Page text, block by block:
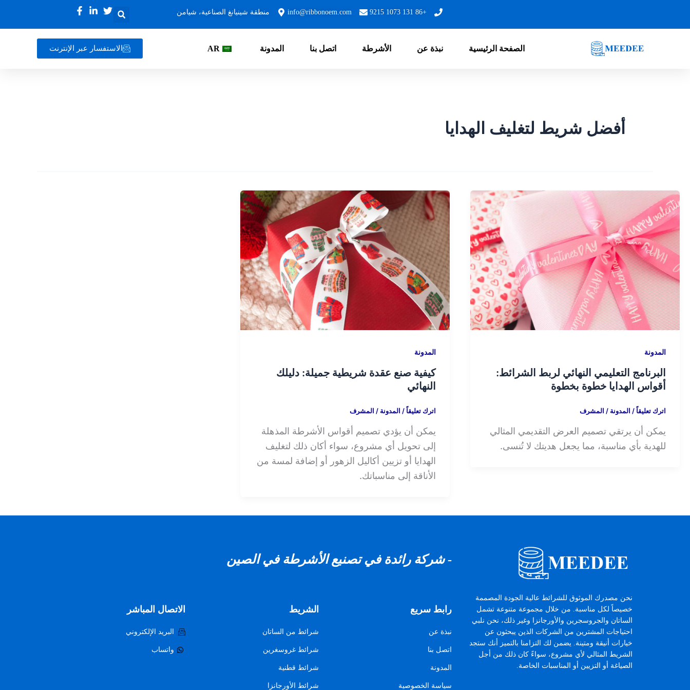
+86 131 1073 9215
info@ribbonoem.com منطقة شينيانغ الصناعية، شيامن
الصفحة الرئيسية نبذة عن الأشرطة اتصل بنا المدونة AR الاستفسار عبر الإنترنت
أفضل شريط لتغليف الهدايا
المدونة
البرنامج التعليمي النهائي لربط الشرائط:
أقواس الهدايا خطوة بخطوة
اترك تعليقاً/ المدونة / المشرف
يمكن أن يرتقي تصميم العرض التقديمي المثالي
للهدية بأي مناسبة، مما يجعل هديتك لا تُنسى.
المدونة
كيفية صنع عقدة شريطية جميلة: دليلك
النهائي
اترك تعليقاً/ المدونة / المشرف
يمكن أن يؤدي تصميم أقواس الأشرطة المذهلة
إلى تحويل أي مشروع، سواء أكان ذلك لتغليف
الهدايا أو تزيين أكاليل الزهور أو إضافة لمسة من
الأناقة إلى مناسباتك.
نحن مصدرك الموثوق للشرائط عالية الجودة المصممة
خصيصاً لكل مناسبة. من خلال مجموعة متنوعة تشمل
الساتان والجروسجرين والأورجانزا وغير ذلك، نحن نلبي
احتياجات المشترين من الشركات الذين يبحثون عن
خيارات أنيقة ومتينة. يضمن لك التزامنا بالتميز أنك ستجد
الشريط المثالي لأي مشروع، سواءً كان ذلك من أجل
الصياغة أو التزيين أو المناسبات الخاصة.
- شركة رائدة في تصنيع الأشرطة في الصين
رابط سريع
نبذة عن
اتصل بنا
المدونة
سياسة الخصوصية
الشريط
شرائط من الساتان
شرائط غروسغرين
شرائط قطنية
شرائط الأورجانزا
الاتصال المباشر
البريد الإلكتروني
واتساب